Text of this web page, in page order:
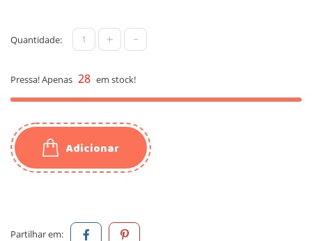
Quantidade: + -
Pressa! Apenas 28 em stock!
Adicionar
Partilhar em: